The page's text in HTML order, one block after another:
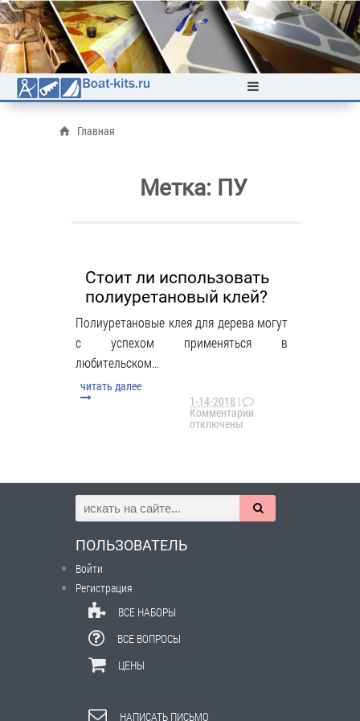
Главная
Метка: ПУ
Стоит ли использовать
полиуретановый клей?
Полиуретановые клея для дерева могут
с успехом применяться в
любительском...
читать далее
1-14-2018 |
Комментарии
отключены
ПОЛЬЗОВАТЕЛЬ
Войти
Регистрация
ВСЕ НАБОРЫ
ВСЕ ВОПРОСЫ
ЦЕНЫ
НАПИСАТЬ ПИСЬМО